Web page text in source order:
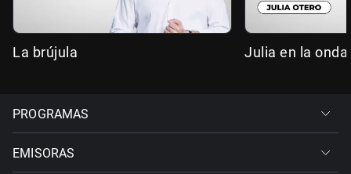
La brújula Julia en la onda
PROGRAMAS
EMISORAS